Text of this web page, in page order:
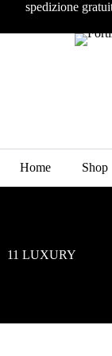
spedizione
Home Shop
11 LUXURY